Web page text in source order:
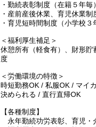
・勤続表彰制度（在籍５年毎）
・産前産後休業、育児休業制
・育児短時間制度（小学校３
＜福利厚生補足＞
休憩所有（軽食有）、財形
度
＜労働環境の特徴＞
時短勤務OK / 私服OK / マイ
決められる / 直行直帰OK
【各種制度】
永年勤続功労表彰、育児・